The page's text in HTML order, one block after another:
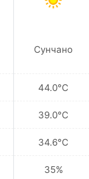
Сунчано
44.0°C
39.0°C
34.6°C
35%